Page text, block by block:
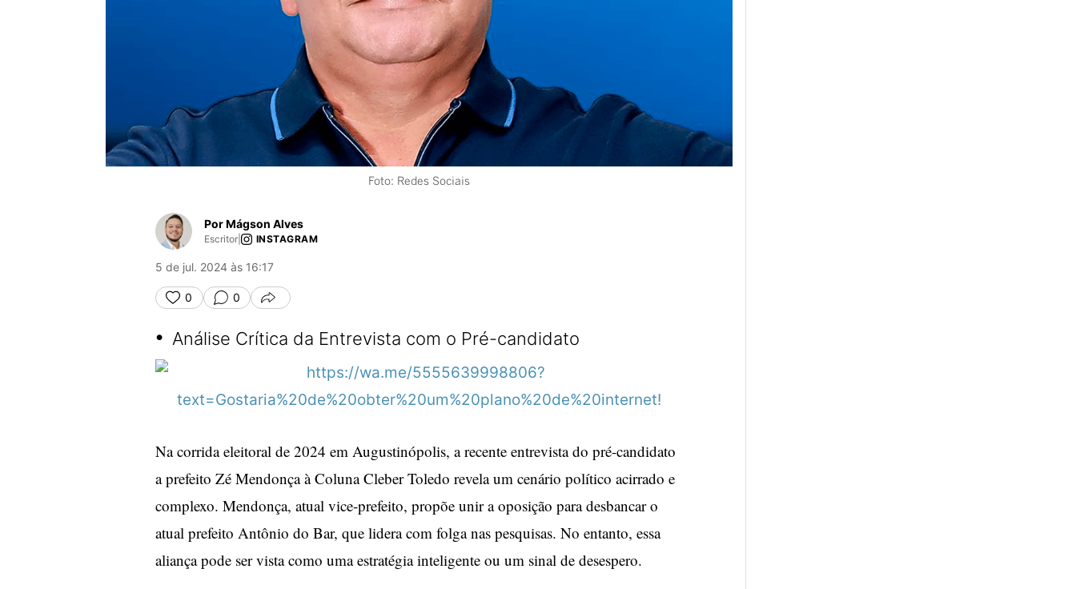
Foto: Redes Sociais
Por Mágson Alves
Escritor| INSTAGRAM
5 de jul. 2024 às 16:17
0 0 COMPARTILHAR
• Análise Crítica da Entrevista com o Pré-candidato
Na corrida eleitoral de 2024 em Augustinópolis, a recente entrevista do pré-candidato
a prefeito Zé Mendonça à Coluna Cleber Toledo revela um cenário político acirrado e
complexo. Mendonça, atual vice-prefeito, propõe unir a oposição para desbancar o
atual prefeito Antônio do Bar, que lidera com folga nas pesquisas. No entanto, essa
aliança pode ser vista como uma estratégia inteligente ou um sinal de desespero.